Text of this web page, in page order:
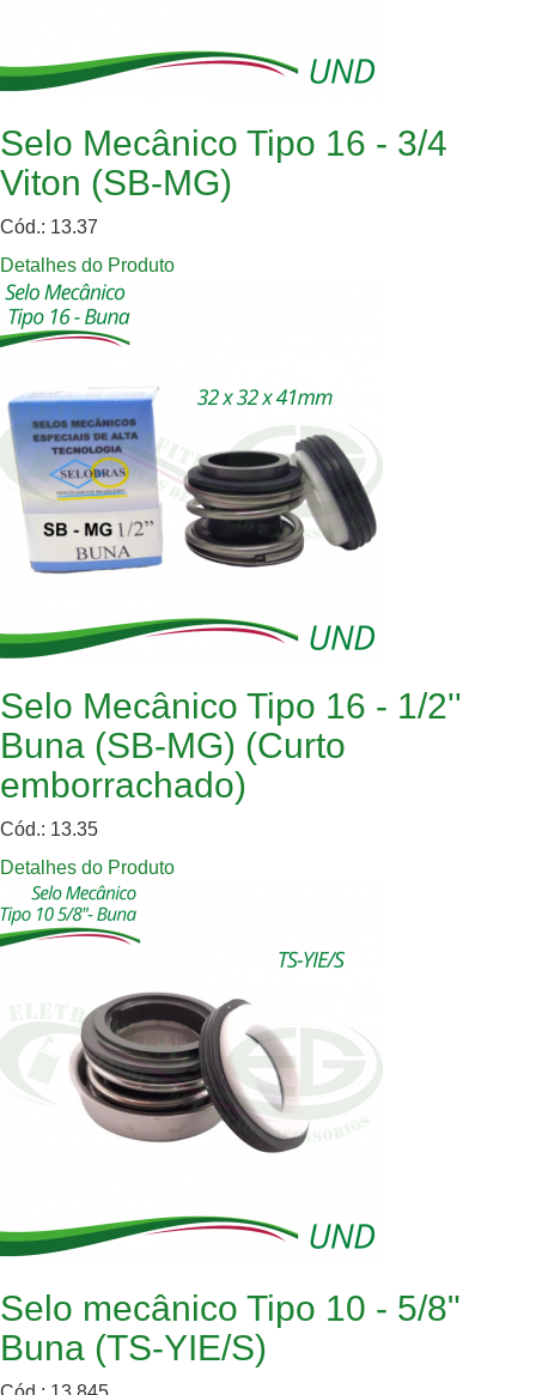
Selo Mecânico Tipo 16 - 3/4
Viton (SB-MG)
Cód.: 13.37
Detalhes do Produto
Selo Mecânico Tipo 16 - 1/2''
Buna (SB-MG) (Curto
emborrachado)
Cód.: 13.35
Detalhes do Produto
Selo mecânico Tipo 10 - 5/8"
Buna (TS-YIE/S)